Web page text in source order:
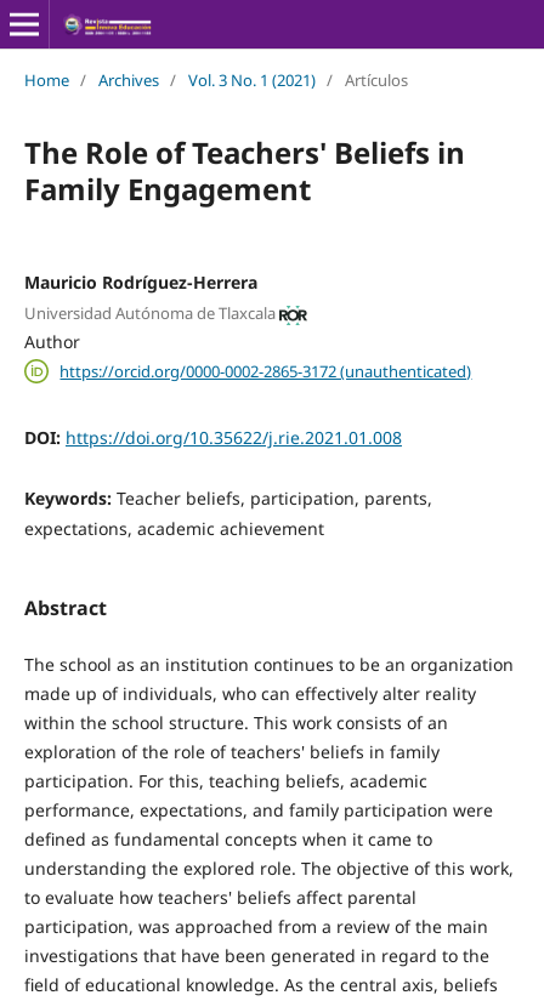
Home / Archives / Vol. 3 No. 1 (2021) / Artículos
The Role of Teachers' Beliefs in
Family Engagement
Mauricio Rodríguez-Herrera
Universidad Autónoma de Tlaxcala
Author
https://orcid.org/0000-0002-2865-3172 (unauthenticated)
DOI: https://doi.org/10.35622/j.rie.2021.01.008
Keywords: Teacher beliefs, participation, parents,
expectations, academic achievement
Abstract
The school as an institution continues to be an organization
made up of individuals, who can effectively alter reality
within the school structure. This work consists of an
exploration of the role of teachers' beliefs in family
participation. For this, teaching beliefs, academic
performance, expectations, and family participation were
defined as fundamental concepts when it came to
understanding the explored role. The objective of this work,
to evaluate how teachers' beliefs affect parental
participation, was approached from a review of the main
investigations that have been generated in regard to the
field of educational knowledge. As the central axis, beliefs